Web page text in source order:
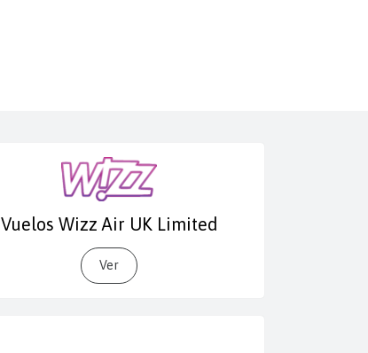
Vuelos Wizz Air UK Limited
Ver